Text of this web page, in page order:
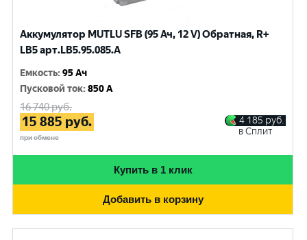
Аккумулятор MUTLU SFB (95 Ач, 12 V) Обратная, R+
LB5 арт.LВ5.95.085.A
Емкость:95 Ач
Пусковой ток:850 A
16 740руб.
15 885 руб.
при обмене
4 185 руб.
в Сплит
Купить в 1 клик
Добавить в корзину